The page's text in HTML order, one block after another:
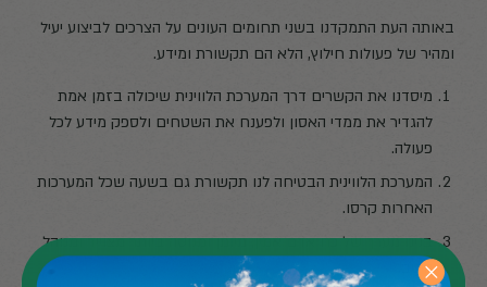
באותה העת התמקדנו בשני תחומים העונים על הצרכים לביצוע יעיל
ומהיר של פעולות חילוץ, הלא הם תקשורת ומידע.
מיסדנו את הקשרים דרך המערכת הלווינית שיכולה בזמן אמת
להגדיר את ממדי האסון ולפענח את השטחים ולספק מידע לכל
פעולה.
המערכת הלווינית הבטיחה לנו תקשורת גם בשעה שכל המערכות
האחרות קרסו.
בנינו מערך של כח אדם אמין, מיומן ומנוסה ביותר מצוייד ומנוהל
היטב.